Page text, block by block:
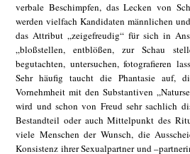
verbale Beschimpfen, das Lecken von
werden vielfach Kandidaten männlichen
das Attribut „zeigefreudig“ für sich in
„bloßstellen, entblößen, zur Schau
begutachten, untersuchen, fotografieren
Sehr häufig taucht die Phantasie auf,
Vornehmheit mit den Substantiven
wird und schon von Freud sehr sachlich
Bestandteil oder auch Mittelpunkt des
viele Menschen der Wunsch, die
Konsistenz ihrer Sexualpartner und